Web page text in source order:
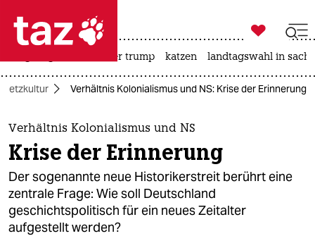
 taz zahl ich
taz zahl ich
themen
politik
öko
gesellschaft

taz zahl ich
usa unter trump katzen landtagswahl in
Netzkultur Verhältnis Kolonialismus und NS: Krise der Erinnerung
Verhältnis Kolonialismus und NS
Krise der Erinnerung
Der sogenannte neue Historikerstreit berührt eine
zentrale Frage: Wie soll Deutschland
geschichtspolitisch für ein neues Zeitalter
aufgestellt werden?